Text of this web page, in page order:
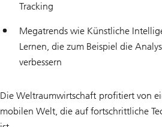
Tracking
Megatrends wie Künstliche
Lernen, die zum Beispiel die
verbessern
Die Weltraumwirtschaft profitiert von
mobilen Welt, die auf fortschrittliche